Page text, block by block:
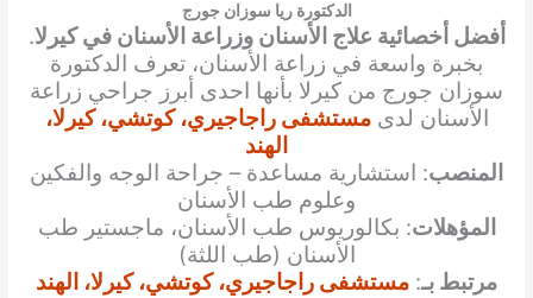
الدكتورة ريا سوزان جورج
أفضل أخصائية علاج الأسنان وزراعة الأسنان في كيرلا.
بخبرة واسعة في زراعة الأسنان، تعرف الدكتورة
سوزان جورج من كيرلا بأنها احدى أبرز جراحي زراعة
الأسنان لدى مستشفى راجاجيري، كوتشي، كيرلا،
الهند
المنصب: استشارية مساعدة – جراحة الوجه والفكين
وعلوم طب الأسنان
المؤهلات: بكالوريوس طب الأسنان، ماجستير طب
الأسنان (طب اللثة)
مرتبط بـ: مستشفى راجاجيري، كوتشي، كيرلا، الهند